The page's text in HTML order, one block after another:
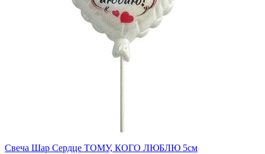
Свеча Шар Сердце ТОМУ, КОГО ЛЮБЛЮ 5см